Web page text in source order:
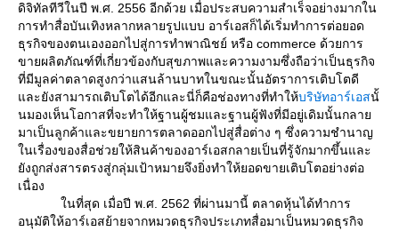
ดิจิทัลทีวีในปี พ.ศ. 2556 อีกด้วย เมื่อประสบความสำเร็จอย่างมากใน
การทำสื่อบันเทิงหลากหลายรูปแบบ อาร์เอสก็ได้เริ่มทำการต่อยอด
ธุรกิจของตนเองออกไปสู่การทำพาณิชย์ หรือ commerce ด้วยการ
ขายผลิตภัณฑ์ที่เกี่ยวข้องกับสุขภาพและความงามซึ่งถือว่าเป็นธุรกิจ
ที่มีมูลค่าตลาดสูงกว่าแสนล้านบาทในขณะนั้นอัตราการเติบโตดี
ละยังสามารถเติบโตได้อีกและนี่ก็คือช่องทางที่ทำให้บริษัทอาร์เอสนั้
นมองเห็นโอกาสที่จะทำให้ฐานผู้ชมและฐานผู้ฟังที่มีอยู่เดิมนั้นกลา
มาเป็นลูกค้าและขยายการตลาดออกไปสู่สื่อต่าง ๆ ซึ่งความชำนาญ
นเรื่องของสื่อช่วยให้สินค้าของอาร์เอสกลายเป็นที่รู้จักมากขึ้นและ
ังถูกส่งสารตรงสู่กลุ่มเป้าหมายจึงยิ่งทำให้ยอดขายเติบโตอย่างต่อ
เนื่อง
นที่สุด เมื่อปี พ.ศ. 2562 ที่ผ่านมานี้ ตลาดหุ้นได้ทำการ
อนุมัติให้อาร์เอสย้ายจากหมวดธุรกิจประเภทสื่อมาเป็นหมวดธุรกิจ